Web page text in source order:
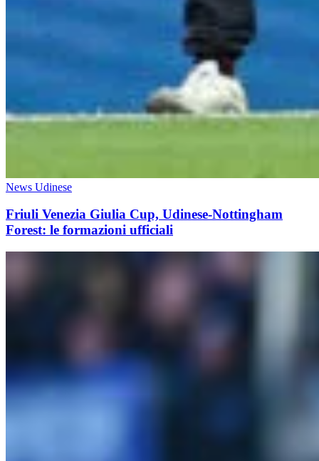
News Udinese
Friuli Venezia Giulia Cup, Udinese-Nottingham
Forest: le formazioni ufficiali